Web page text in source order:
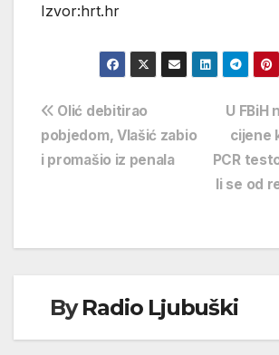
Izvor:hrt.hr
Navigacija
objava
U FBiH
cijene
PCR
li se od
Olić debitirao
pobjedom, Vlašić zabio
i promašio iz penala
ByRadio Ljubuški